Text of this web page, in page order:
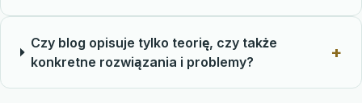
Czy blog opisuje tylko teorię, czy także
konkretne rozwiązania i problemy?